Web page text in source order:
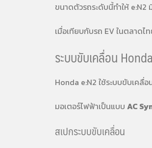
ขนาดตัวรถระดับนี้ทำให้ e:N2
เมื่อเทียบกับรถ EV ในตลาดไ
ระบบขับเคลื่อน
Honda e:N2 ใช้ระบบขับเคลื่
มอเตอร์ไฟฟ้าเป็นแบบ AC
สเปกระบบขับเคลื่อน